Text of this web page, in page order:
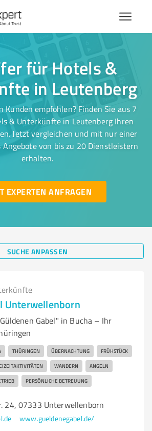
für Hotels &
in Leutenberg
Kunden empfohlen? Finden Sie aus 7
& Unterkünfte in Leutenberg Ihren
Jetzt vergleichen und mit nur einer
von bis zu 20 Dienstleistern
erhalten.
EXPERTEN ANFRAGEN
SUCHE ANPASSEN
Unterwellenborn
Gabel" in Bucha – Ihr
THÜRINGEN ÜBERNACHTUNG FRÜHSTÜCK
WANDERN ANGELN
PERSÖNLICHE BETREUUNG
24, 07333 Unterwellenborn
www.gueldenegabel.de/